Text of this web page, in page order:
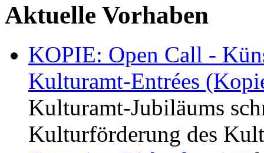
Aktuelle Vorhaben
KOPIE: Open Call -
Kulturamt-Entrées
Kulturamt-Jubiläums
Kulturförderung des